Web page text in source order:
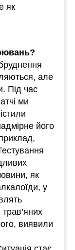
як
але
Під час
ми
його
як
у
виявили